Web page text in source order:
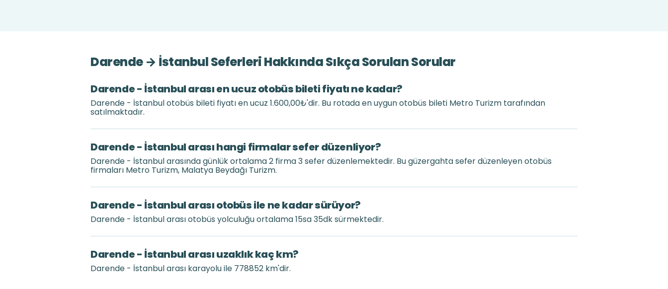
Darende → İstanbul Seferleri Hakkında Sıkça Sorulan Sorular
Darende - İstanbul arası en ucuz otobüs bileti fiyatı ne kadar?
Darende - İstanbul otobüs bileti fiyatı en ucuz 1.600,00₺'dir. Bu rotada en uygun otobüs bileti Metro Turizm tarafından
satılmaktadır.
Darende - İstanbul arası hangi firmalar sefer düzenliyor?
Darende - İstanbul arasında günlük ortalama 2 firma 3 sefer düzenlemektedir. Bu güzergahta sefer düzenleyen otobüs
firmaları Metro Turizm, Malatya Beydağı Turizm.
Darende - İstanbul arası otobüs ile ne kadar sürüyor?
Darende - İstanbul arası otobüs yolculuğu ortalama 15sa 35dk sürmektedir.
Darende - İstanbul arası uzaklık kaç km?
Darende - İstanbul arası karayolu ile 778852 km'dir.